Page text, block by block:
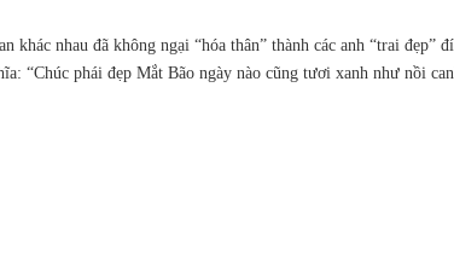
nhau đã không ngại “hóa thân” thành các anh “trai
“Chúc phái đẹp Mắt Bão ngày nào cũng tươi xanh như nồi